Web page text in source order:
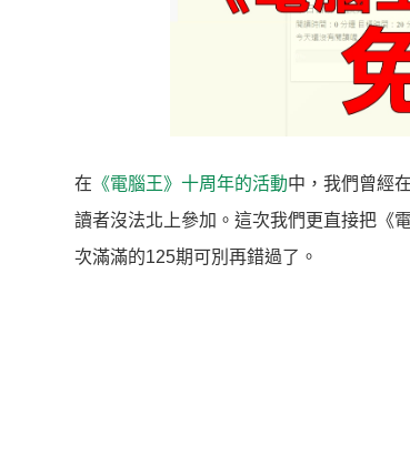
在 《電腦王》十周年的活動中，我們曾經
讀者沒法北上參加。這次我們更直接把《
次滿滿的125期可別再錯過了。